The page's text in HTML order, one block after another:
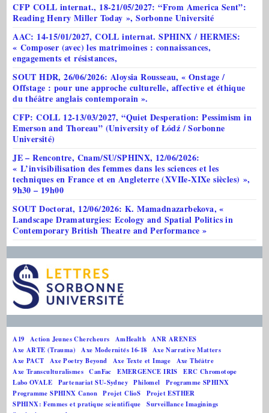
CFP COLL internat., 18-21/05/2027: “From America Sent”:
Reading Henry Miller Today », Sorbonne Université
AAC: 14-15/01/2027, COLL internat. SPHINX / HERMES:
« Composer (avec) les matrimoines : connaissances,
engagements et résistances,
SOUT HDR, 26/06/2026: Aloysia Rousseau, « Onstage /
Offstage : pour une approche culturelle, affective et éthique
du théâtre anglais contemporain ».
CFP: COLL 12-13/03/2027, “Quiet Desperation: Pessimism in
Emerson and Thoreau” (University of Łódź / Sorbonne
Université)
JE – Rencontre, Cnam/SU/SPHINX, 12/06/2026:
« L’invisibilisation des femmes dans les sciences et les
techniques en France et en Angleterre (XVIIe-XIXe siècles) »,
9h30 – 19h00
SOUT Doctorat, 12/06/2026: K. Mamadnazarbekova, «
Landscape Dramaturgies: Ecology and Spatial Politics in
Contemporary British Theatre and Performance »
A19 Action Jeunes Chercheurs AmHealth ANR ARENES
Axe ARTE (Trauma)
Axe Modernités 16-18
Axe Narrative Matters
Axe PACT
Axe Poetry Beyond Axe Texte et Image
Axe Théâtre
Axe Transculturalismes CanFac EMERGENCE IRIS
ERC Chromotope
Labo OVALE
Partenariat SU-Sydney Philomel
Programme SPHINX
Programme SPHINX Canon Projet ClioS
Projet ESTHER
SPHINX: Femmes et pratique scientifique
Surveillance Imaginings